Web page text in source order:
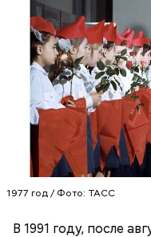
1977 год / Фото: ТАСС
В 1991 году, после